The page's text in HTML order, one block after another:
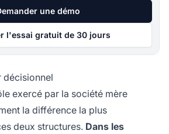
une démo
l'essai gratuit de 30 jours
décisionnel
exercé par la société mère
la différence la plus
deux structures. Dans les